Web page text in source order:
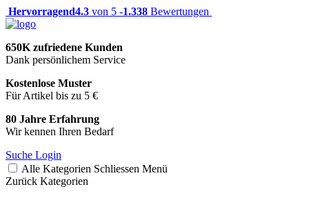
Hervorragend4.3 von 5 -1.338 Bewertungen
650K zufriedene Kunden
Dank persönlichem Service
Kostenlose Muster
Für Artikel bis zu 5 €
80 Jahre Erfahrung
Wir kennen Ihren Bedarf
Suche Login
Alle Kategorien Schliessen Menü
Zurück Kategorien